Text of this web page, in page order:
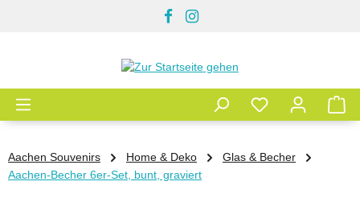
Aachen Souvenirs Home & Deko
Glas & Becher
Aachen-Becher 6er-Set, bunt, graviert